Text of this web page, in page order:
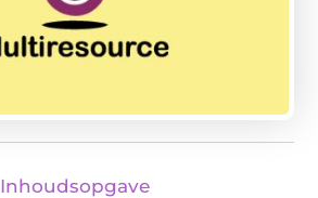
Inhoudsopgave